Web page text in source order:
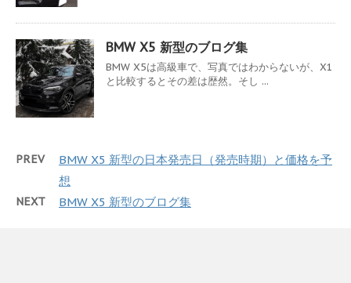
BMW X5 新型のブログ集
BMW X5は高級車で、写真ではわからないが、X1
と比較するとその差は歴然。そし ...
PREV
BMW X5 新型の日本発売日（発売時期）と価格を予
想
NEXT BMW X5 新型のブログ集